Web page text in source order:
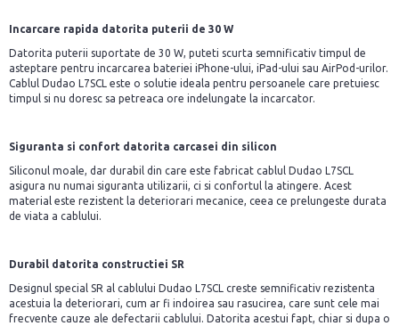
Incarcare rapida datorita puterii de 30 W
Datorita puterii suportate de 30 W, puteti scurta semnificativ timpul de
asteptare pentru incarcarea bateriei iPhone-ului, iPad-ului sau AirPod-urilor.
Cablul Dudao L7SCL este o solutie ideala pentru persoanele care pretuiesc
timpul si nu doresc sa petreaca ore indelungate la incarcator.
Siguranta si confort datorita carcasei din silicon
Siliconul moale, dar durabil din care este fabricat cablul Dudao L7SCL
asigura nu numai siguranta utilizarii, ci si confortul la atingere. Acest
material este rezistent la deteriorari mecanice, ceea ce prelungeste durata
de viata a cablului.
Durabil datorita constructiei SR
Designul special SR al cablului Dudao L7SCL creste semnificativ rezistenta
acestuia la deteriorari, cum ar fi indoirea sau rasucirea, care sunt cele mai
frecvente cauze ale defectarii cablului. Datorita acestui fapt, chiar si dupa o